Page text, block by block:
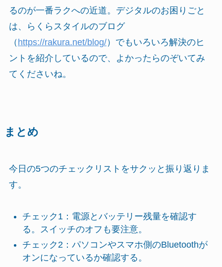
るのが一番ラクへの近道。デジタルのお困りごと
は、らくらスタイルのブログ
（ https://rakura.net/blog/）でもいろいろ解決のヒ
ントを紹介しているので、よかったらのぞいてみ
てくださいね。
まとめ
今日の5つのチェックリストをサクッと振り返りま
す。
チェック1：電源とバッテリー残量を確認す
る。スイッチのオフも要注意。
チェック2：パソコンやスマホ側のBluetoothが
オンになっているか確認する。